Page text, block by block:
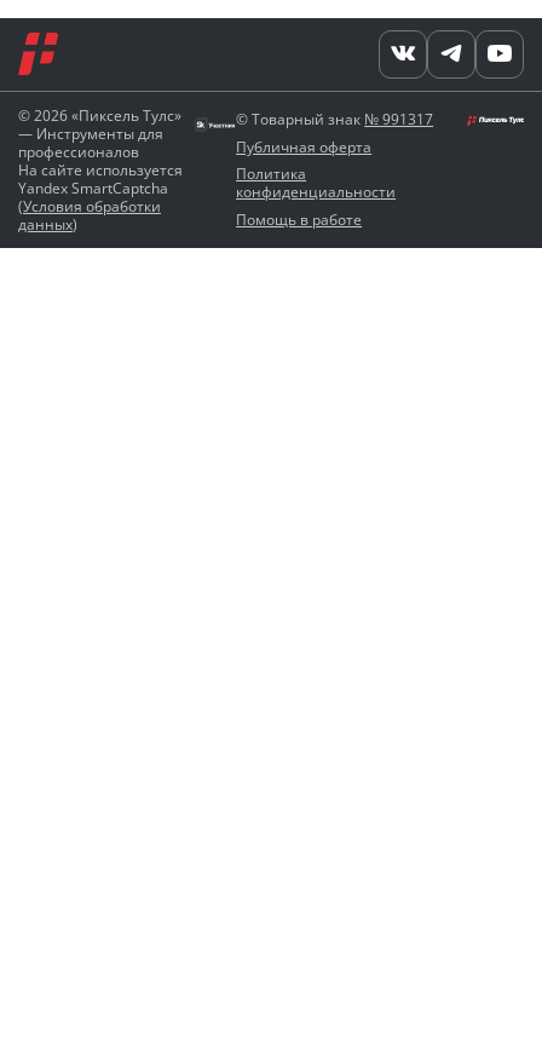
© 2026 «Пиксель Тулс»
— Инструменты для
профессионалов
На сайте используется
Yandex SmartCaptcha
(Условия обработки
данных)
© Товарный знак № 991317
Публичная оферта
Политика
конфиденциальности
Помощь в работе